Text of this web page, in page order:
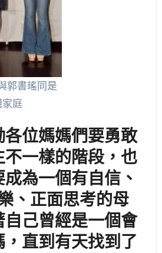
郭書瑤同是
庭
各位媽媽們要勇敢
不一樣的階段，也
為一個有自信、
、正面思考的母
自己曾經是一個會
直到有天找到了